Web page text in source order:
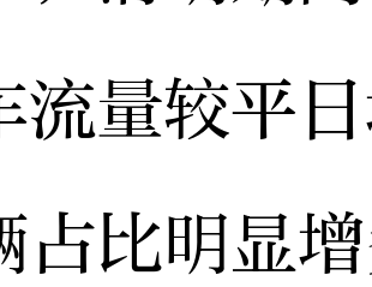
流量较平
占比明显